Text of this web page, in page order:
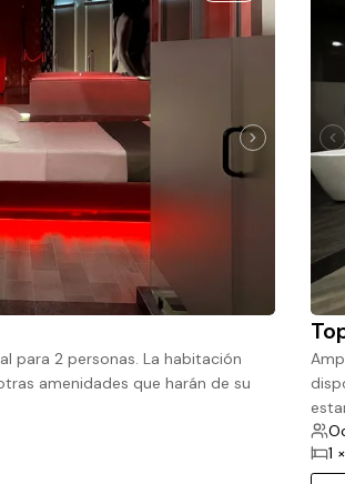
para 2 personas. La habitación
amenidades que harán de su
1